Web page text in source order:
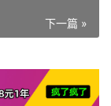
下一篇 »